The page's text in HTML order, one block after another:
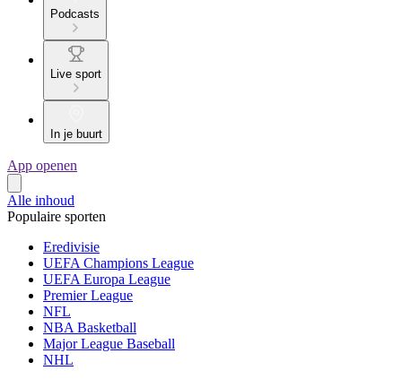
Podcasts
Live sport
In je buurt
App openen
Alle inhoud
Populaire sporten
Eredivisie
UEFA Champions League
UEFA Europa League
Premier League
NFL
NBA Basketball
Major League Baseball
NHL